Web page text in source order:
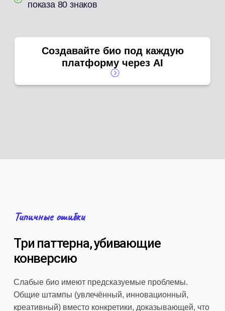
показа 80 знаков
Создавайте био под каждую
платформу через AI
Типичные ошибки
Три паттерна, убивающие
конверсию
Слабые био имеют предсказуемые проблемы.
Общие штампы (увлечённый, инновационный,
креативный) вместо конкретики, доказывающей, что